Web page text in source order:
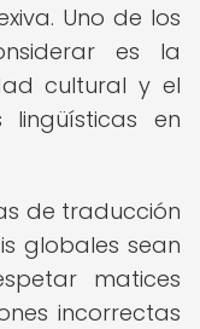
Uno de los
es la
cultural y el
en
de traducción
globales sean
matices
incorrectas